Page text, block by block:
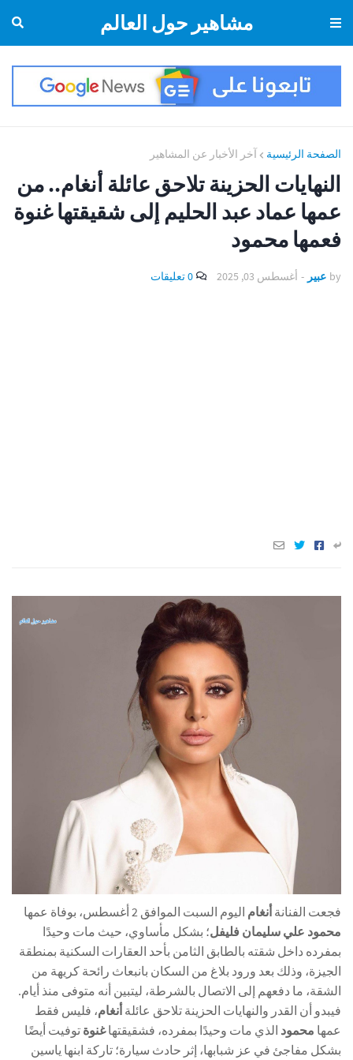
مشاهير حول العالم
الصفحة الرئيسية آخر الأخبار عن المشاهير
النهايات الحزينة تلاحق عائلة أنغام.. من
عمها عماد عبد الحليم إلى شقيقتها غنوة
فعمها محمود
by عبير - أغسطس 03, 2025 0 تعليقات
فجعت الفنانةأنغام اليوم السبت الموافق 2 أغسطس، بوفاة عمها
محمود علي سليمان فليفل؛ بشكل مأساوي، حيث مات وحيدًا
بمفرده داخل شقته بالطابق الثامن بأحد العقارات السكنية بمنطقة
الجيزة، وذلك بعد ورود بلاغ من السكان بانبعاث رائحة كريهة من
الشقة، ما دفعهم إلى الاتصال بالشرطة، ليتبين أنه متوفى منذ أيام.
فيبدو أن القدر والنهايات الحزينة تلاحق عائلةأنغام، فليس فقط
عمها محمود الذي مات وحيدًا بمفرده، فشقيقتهاغنوة توفيت أيضًا
بشكل مفاجئ في عز شبابها، إثر حادث سيارة؛ تاركة ابنها ياسين